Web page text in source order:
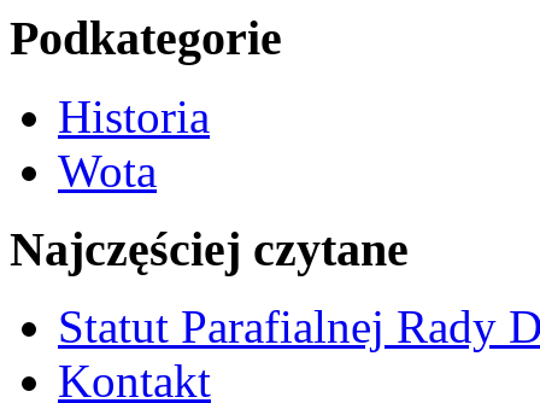
Podkategorie
Historia
Wota
Najczęściej czytane
Statut Parafialnej Rady
Kontakt